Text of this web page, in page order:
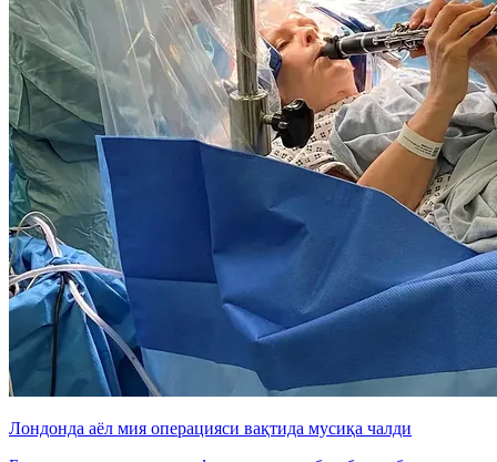
Лондонда аёл мия операцияси вақтида мусиқа чалди